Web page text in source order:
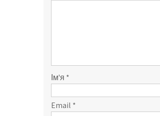
Ім'я *
Email *